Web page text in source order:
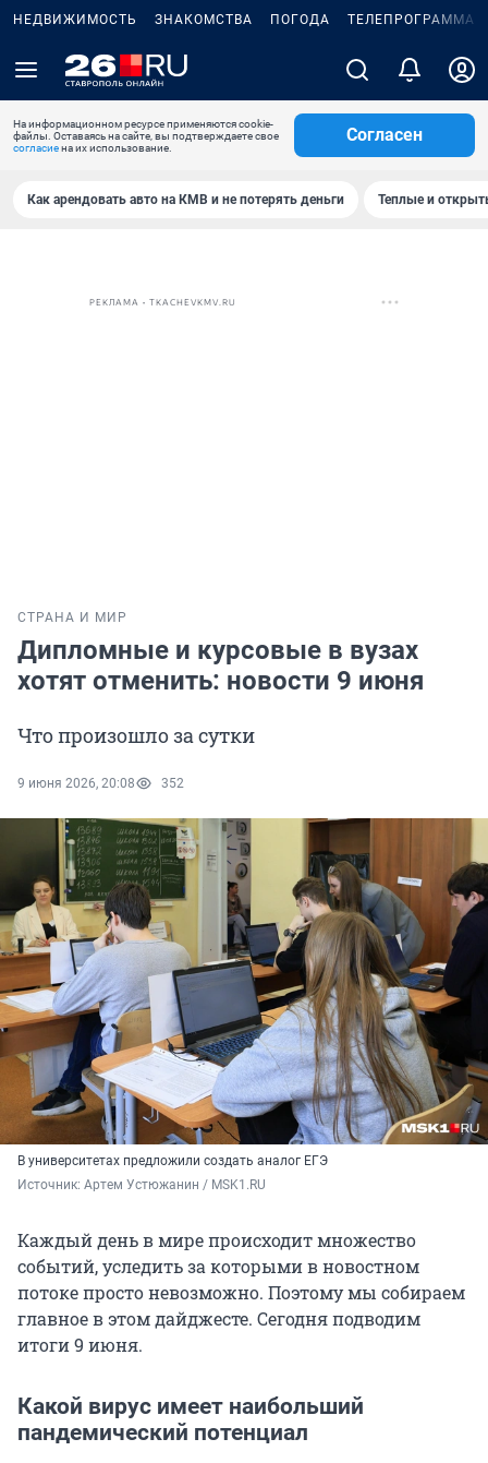
НЕДВИЖИМОСТЬ ЗНАКОМСТВА ПОГОДА ТЕЛЕПРОГРАММА
На информационном ресурсе применяются cookie-
файлы. Оставаясь на сайте, вы подтверждаете свое
согласиена их использование.
Согласен
Как арендовать авто на КМВ и не потерять деньги Теплые и
РЕКЛАМА • TKACHEVKMV.RU
СТРАНА И МИР
Дипломные и курсовые в вузах
хотят отменить: новости 9 июня
Что произошло за сутки
9 июня 2026, 20:08 352
В университетах предложили создать аналог ЕГЭ
Источник: Артем Устюжанин / MSK1.RU
Каждый день в мире происходит множество
событий, уследить за которыми в новостном
потоке просто невозможно. Поэтому мы собираем
главное в этом дайджесте. Сегодня подводим
итоги 9 июня.
Какой вирус имеет наибольший
пандемический потенциал